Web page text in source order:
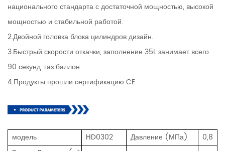
национального стандарта с достаточной мощностью, высокой
мощностью и стабильной работой.
2.Двойной головка блока цилиндров дизайн.
3.Быстрый скорости откачки, заполнение 35L занимает всего
90 секунд. газ баллон.
4.Продукты прошли сертификацию CE
модель HD0302 Давление (МПа)
0,8